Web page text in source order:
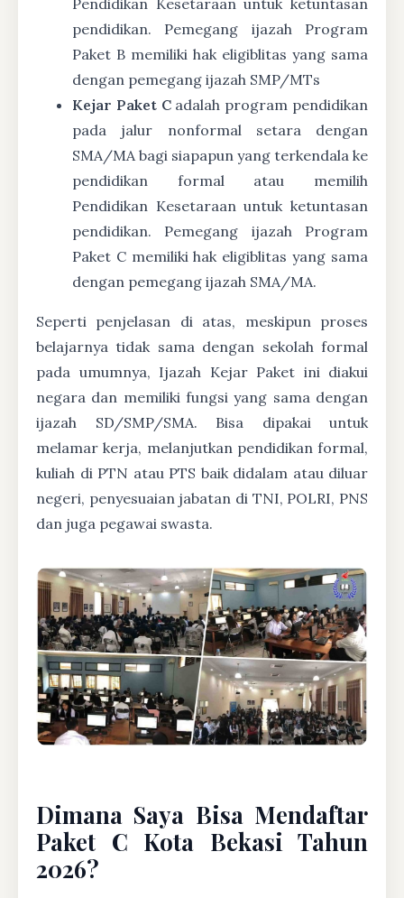
Pendidikan Kesetaraan untuk ketuntasan
pendidikan. Pemegang ijazah Program
Paket B memiliki hak eligiblitas yang sama
dengan pemegang ijazah SMP/MTs
Kejar Paket Cadalah program pendidikan
pada jalur nonformal setara dengan
SMA/MA bagi siapapun yang terkendala ke
pendidikan formal atau memilih
Pendidikan Kesetaraan untuk ketuntasan
pendidikan. Pemegang ijazah Program
Paket C memiliki hak eligiblitas yang sama
dengan pemegang ijazah SMA/MA.
Seperti penjelasan di atas, meskipun proses
belajarnya tidak sama dengan sekolah formal
pada umumnya, Ijazah Kejar Paket ini diakui
negara dan memiliki fungsi yang sama dengan
ijazah SD/SMP/SMA. Bisa dipakai untuk
melamar kerja, melanjutkan pendidikan formal,
kuliah di PTN atau PTS baik didalam atau diluar
negeri, penyesuaian jabatan di TNI, POLRI, PNS
dan juga pegawai swasta.
Dimana Saya Bisa Mendaftar
Paket C Kota Bekasi Tahun
2026?